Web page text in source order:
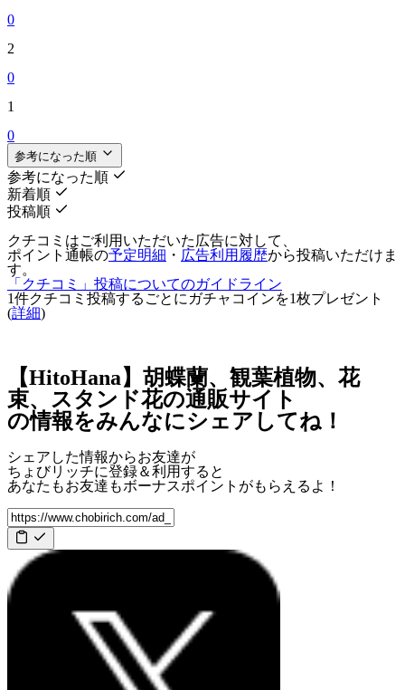
0
2
0
1
0
参考になった順
参考になった順
新着順
投稿順
クチコミはご利用いただいた広告に対して、
ポイント通帳の予定明細 ・ 広告利用履歴から投稿いただけま
す。
「クチコミ」投稿についてのガイドライン
1件クチコミ投稿するごとに ガチャコインを1枚プレゼント
(詳細)
【HitoHana】胡蝶蘭、観葉植物、花
束、スタンド花の通販サイト
の情報をみんなにシェアしてね！
シェアした情報からお友達が
ちょびリッチに登録＆利用すると
あなたもお友達もボーナスポイント がもらえるよ！